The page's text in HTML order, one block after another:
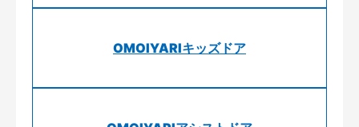
OMOIYARIキッズドア